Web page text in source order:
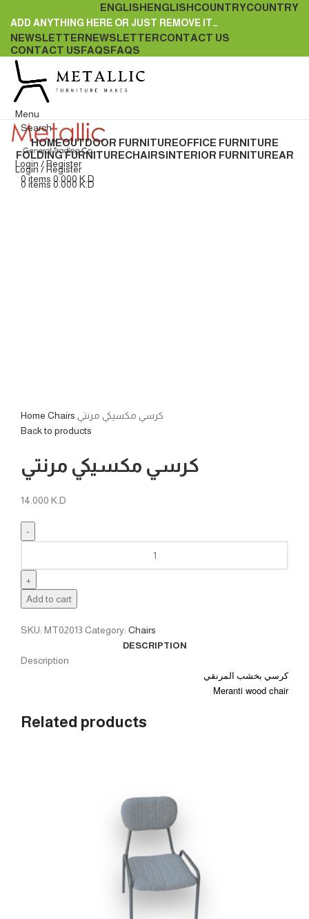
ENGLISHENGLISHCOUNTRYCOUNTRY
ADD ANYTHING HERE OR JUST REMOVE IT…
NEWSLETTERNEWSLETTERCONTACT US
CONTACT USFAQSFAQS
Menu
Login / Register
0 items 0.000 K.D
Search
HOMEOUTDOOR FURNITUREOFFICE FURNITURE
FOLDING FURNITURECHAIRSINTERIOR FURNITUREAR
Login / Register
0 items 0.000 K.D
Home Chairs كرسي مكسيكي مرنتي
Back to products
كرسي مكسيكي مرنتي
14.000 K.D
Add to cart
SKU: MT02013 Category: Chairs
DESCRIPTION
Description
كرسي بخشب المرنقي
Meranti wood chair
Related products